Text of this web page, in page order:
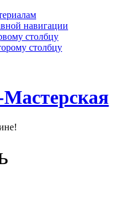
навигации
столбцу
столбцу